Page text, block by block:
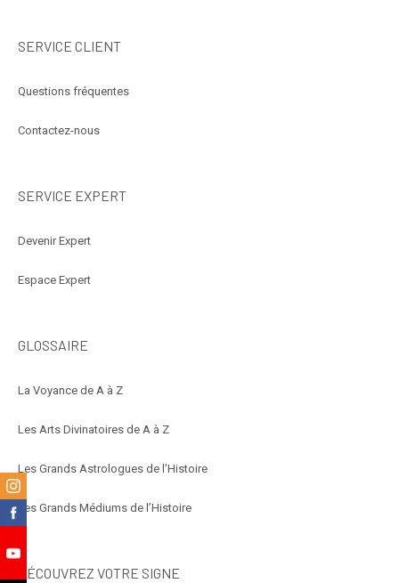
SERVICE CLIENT
Questions fréquentes
Contactez-nous
SERVICE EXPERT
Devenir Expert
Espace Expert
GLOSSAIRE
La Voyance de A à Z
Les Arts Divinatoires de A à Z
Les Grands Astrologues de l’Histoire
Les Grands Médiums de l’Histoire
DÉCOUVREZ VOTRE SIGNE